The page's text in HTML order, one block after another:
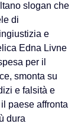
slogan che
di
e
Edna Livne
per il
smonta su
e falsità e
paese affronta
dura